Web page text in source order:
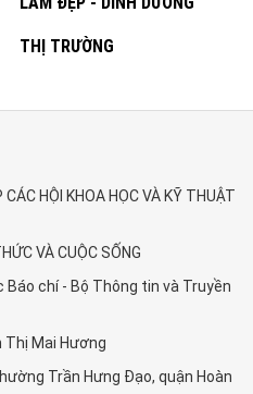
THỊ TRƯỜNG
CÁC HỘI KHOA HỌC VÀ KỸ THUẬT
VÀ CUỘC SỐNG
Báo chí - Bộ Thông tin và Truyền
Thị Mai Hương
Trần Hưng Đạo, quận Hoàn